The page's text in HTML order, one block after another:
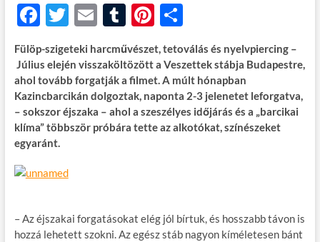
F
ac
e
b
o
o
k
T
w
itt
er
E
ail
T
u
m
bl
r
Pi
nt
er
es
t
O
ss
za
m
e
g
Fülöp-szigeteki harcművészet, tetoválás és nyelvpiercing –
Július elején visszaköltözött a Veszettek stábja Budapestre,
ahol tovább forgatják a filmet. A múlt hónapban
Kazincbarcikán dolgoztak, naponta 2-3 jelenetet leforgatva,
– sokszor éjszaka – ahol a szeszélyes időjárás és a „barcikai
klíma” többször próbára tette az alkotókat, színészeket
egyaránt.
– Az éjszakai forgatásokat elég jól bírtuk, és hosszabb távon is
hozzá lehetett szokni. Az egész stáb nagyon kíméletesen bánt